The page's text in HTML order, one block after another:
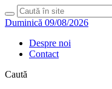
Duminică 09/08/2026
Despre noi
Contact
Caută